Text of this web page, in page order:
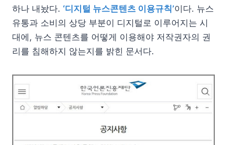
하나 내놨다. ‘디지털 뉴스콘텐츠 이용규칙’이다. 뉴스
유통과 소비의 상당 부분이 디지털로 이루어지는 시
대에, 뉴스 콘텐츠를 어떻게 이용해야 저작권자의 권
리를 침해하지 않는지를 밝힌 문서다.